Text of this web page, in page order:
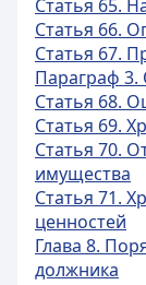
Статья 65.
Статья 66.
Статья 67.
Параграф 3.
Статья 68.
Статья 69.
Статья 70.
имущества
Статья 71.
ценностей
Глава 8.
должника